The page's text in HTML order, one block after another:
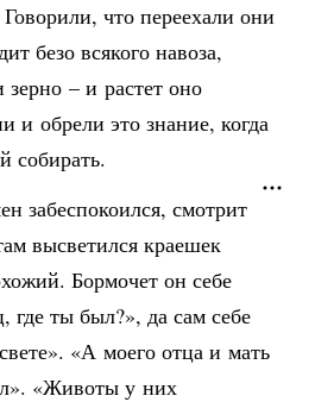
что переехали они
безо всякого навоза,
– и растет оно
и обрели это знание, когда
собирать.
забеспокоился, смотрит
высветился краешек
Бормочет он себе
где ты был?», да сам себе
«А моего отца и мать
«Животы у них